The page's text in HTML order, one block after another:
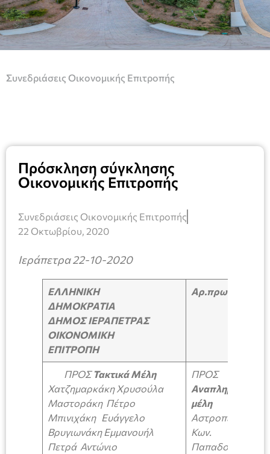
Συνεδριάσεις Οικονομικής Επιτροπής
Πρόσκληση σύγκλησης
Οικονομικής Επιτροπής
Συνεδριάσεις Οικονομικής Επιτροπής
22 Οκτωβρίου, 2020
Ιεράπετρα 22-10-2020
ΕΛΛΗΝΙΚΗ
ΔΗΜΟΚΡΑΤΙΑ
ΔΗΜΟΣ ΙΕΡΑΠΕΤΡΑΣ
ΟΙΚΟΝΟΜΙΚΗ
ΕΠΙΤΡΟΠΗ
Αρ.πρωτ.:14433
ΠΡΟΣ Τακτικά Μέλη
Χατζημαρκάκη Χρυσούλα
Μαστοράκη Πέτρο
Μπινιχάκη Ευάγγελο
Βρυγιωνάκη Εμμανουήλ
Πετρά Αντώνιο
ΠΡΟΣ
μέλη
Αστροπεκάκη
Κων.
Παπαδοπετράκη